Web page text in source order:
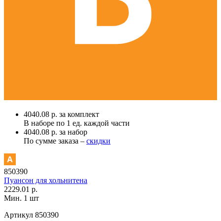
4040.08 р. за комплект
В наборе по 1 ед. каждой части
4040.08 р. за набор
По сумме заказа – скидки
850390
Пуансон для хольнитена
2229.01 р.
Мин. 1 шт
Артикул 850390